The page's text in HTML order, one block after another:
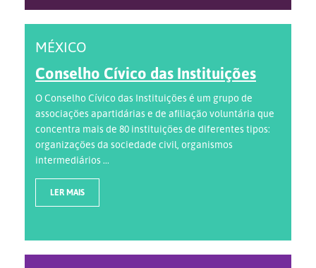
MÉXICO
Conselho Cívico das Instituições
O Conselho Cívico das Instituições é um grupo de
associações apartidárias e de afiliação voluntária que
concentra mais de 80 instituições de diferentes tipos:
organizações da sociedade civil, organismos
intermediários ...
LER MAIS